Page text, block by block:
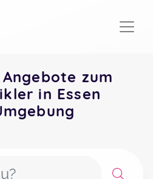
zum
in Essen